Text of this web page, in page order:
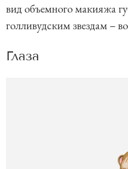
вид объемного макияжа
голливудским звездам –
Глаза